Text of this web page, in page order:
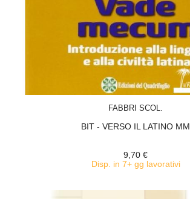
FABBRI SCOL.
BIT - VERSO IL LATINO MM
9,70 €
Disp. in 7+ gg lavorativi